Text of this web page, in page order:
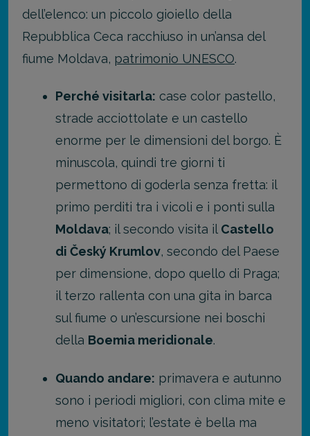
dell’elenco: un piccolo gioiello della
Repubblica Ceca racchiuso in un’ansa del
fiume Moldava, patrimonio UNESCO.
Perché visitarla: case color pastello,
strade acciottolate e un castello
enorme per le dimensioni del borgo. È
minuscola, quindi tre giorni ti
permettono di goderla senza fretta: il
primo perditi tra i vicoli e i ponti sulla
Moldava; il secondo visita il Castello
di Český Krumlov, secondo del Paese
per dimensione, dopo quello di Praga;
il terzo rallenta con una gita in barca
sul fiume o un’escursione nei boschi
della Boemia meridionale.
Quando andare: primavera e autunno
sono i periodi migliori, con clima mite e
meno visitatori; l’estate è bella ma